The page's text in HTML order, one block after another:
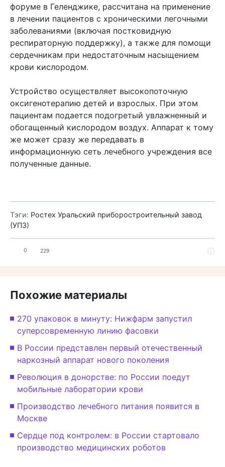
форуме в Геленджике, рассчитана на применение
в лечении пациентов с хроническими легочными
заболеваниями (включая постковидную
респираторную поддержку), а также для помощи
сердечникам при недостаточным насыщением
крови кислородом.
Устройство осуществляет высокопоточную
оксигенотерапию детей и взрослых. При этом
пациентам подается подогретый увлажненный и
обогащенный кислородом воздух. Аппарат к тому
же может сразу же передавать в
информационную сеть лечебного учреждения все
полученные данные.
Тэги: Ростех Уральский приборостроительный завод
(УПЗ)
0 229
Похожие материалы
270 упаковок в минуту: Нижфарм запустил
суперсовременную линию фасовки
В России представлен первый отечественный
наркозный аппарат нового поколения
Революция в донорстве: по России поедут
мобильные лаборатории крови
Производство лечебного питания появится в
Москве
Сердце под контролем: в России стартовало
производство медицинских роботов